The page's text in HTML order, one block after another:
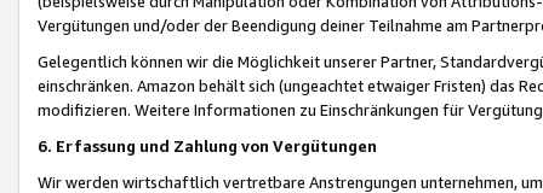
Vergütungen und/oder der Beendigung deiner Teilnahme am
Gelegentlich können wir die Möglichkeit unserer Partner,
einschränken. Amazon behält sich (ungeachtet etwaiger Fristen) das
modifizieren. Weitere Informationen zu Einschränkungen für
6. Erfassung und Zahlung von Vergütungen
Wir werden wirtschaftlich vertretbare Anstrengungen unternehmen,